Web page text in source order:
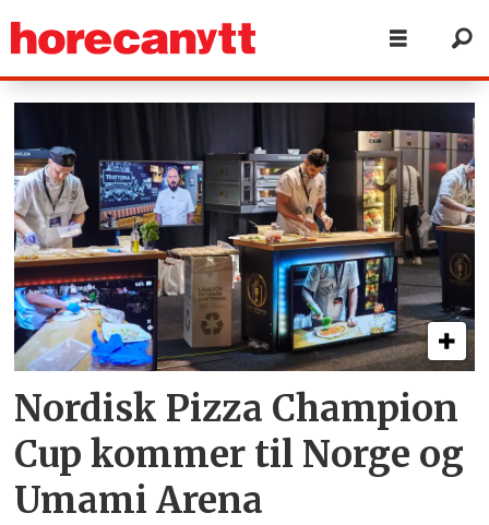
Tag:
pizza
champion
cup
Nordisk Pizza Champion
Cup kommer til Norge og
Umami Arena